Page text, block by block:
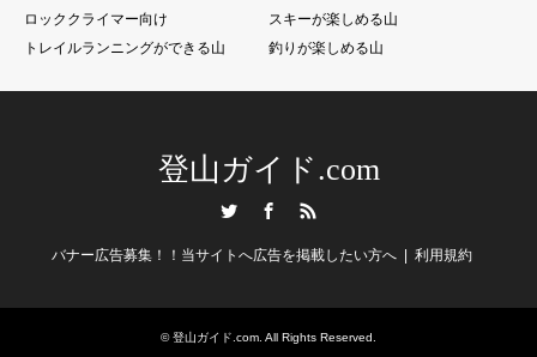
ロッククライマー向け
スキーが楽しめる山
トレイルランニングができる山
釣りが楽しめる山
登山ガイド.com
バナー広告募集！！当サイトへ広告を掲載したい方へ 利用規約
©登山ガイド.com . All Rights Reserved.